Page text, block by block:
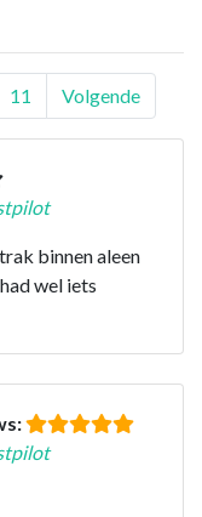
11 Volgende
binnen aleen
wel iets